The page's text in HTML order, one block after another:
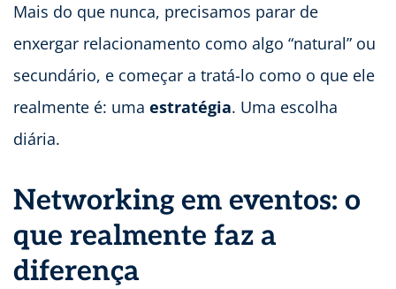
Mais do que nunca, precisamos parar de
enxergar relacionamento como algo “natural” ou
secundário, e começar a tratá-lo como o que ele
realmente é: uma estratégia. Uma escolha
diária.
Networking em eventos: o
que realmente faz a
diferença